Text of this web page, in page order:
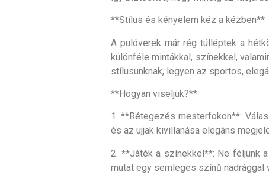
**Stílus és kényelem kéz a kézben**
A pulóverek már rég túlléptek a
különféle mintákkal, színekkel,
stílusunknak, legyen az sportos,
**Hogyan viseljük?**
1. **Rétegezés mesterfokon**:
és az ujjak kivillanása elegáns
2. **Játék a színekkel**: Ne féljünk
mutat egy semleges színű nadrággal